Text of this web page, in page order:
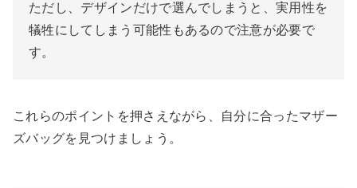
ただし、デザインだけで選んでしまうと、実用性を
犠牲にしてしまう可能性もあるので注意が必要で
す。
これらのポイントを押さえながら、自分に合ったマザー
ズバッグを見つけましょう。